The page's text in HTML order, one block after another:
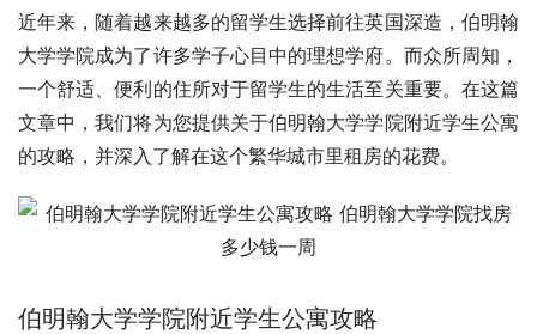
近年来，随着越来越多的留学生选择前往英国深造，伯明翰
大学学院成为了许多学子心目中的理想学府。而众所周知，
一个舒适、便利的住所对于留学生的生活至关重要。在这篇
文章中，我们将为您提供关于伯明翰大学学院附近学生公寓
的攻略，并深入了解在这个繁华城市里租房的花费。
伯明翰大学学院附近学生公寓攻略